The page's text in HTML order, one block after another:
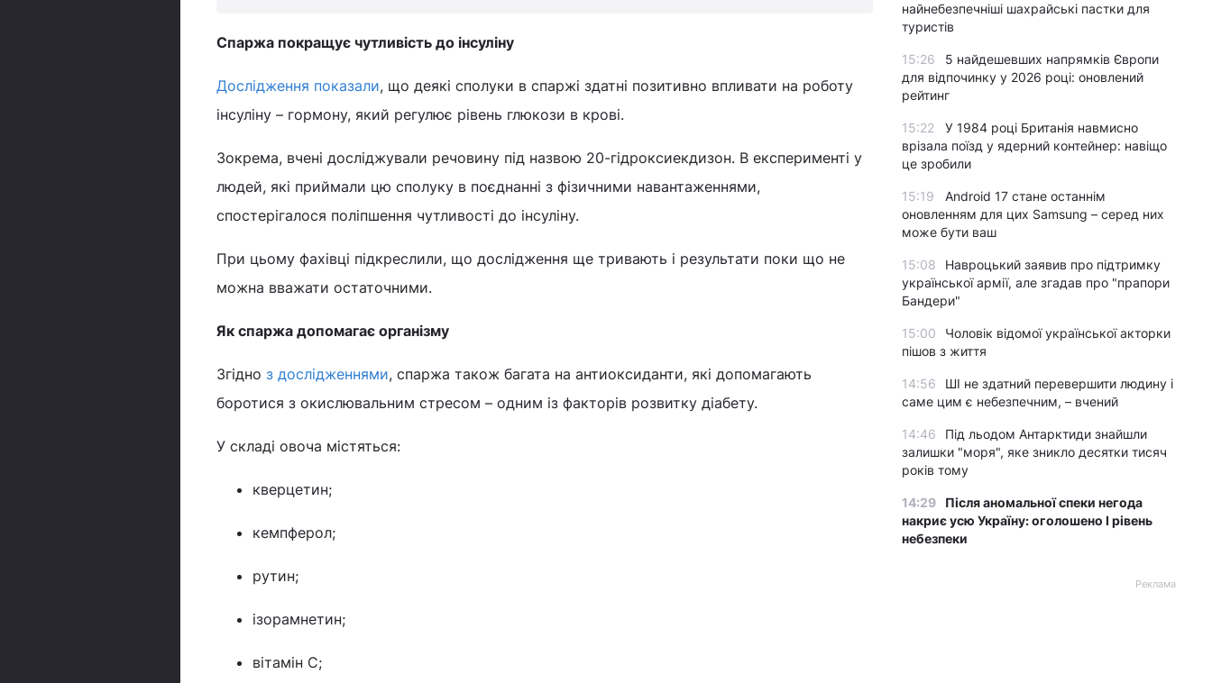
Спаржа покращує чутливість до інсуліну
Дослідження показали, що деякі сполуки в спаржі здатні позитивно впливати на роботу
інсуліну – гормону, який регулює рівень глюкози в крові.
Зокрема, вчені досліджували речовину під назвою 20-гідроксиекдизон. В експерименті у
людей, які приймали цю сполуку в поєднанні з фізичними навантаженнями,
спостерігалося поліпшення чутливості до інсуліну.
При цьому фахівці підкреслили, що дослідження ще тривають і результати поки що не
можна вважати остаточними.
Як спаржа допомагає організму
Згідно з дослідженнями, спаржа також багата на антиоксиданти, які допомагають
боротися з окислювальним стресом – одним із факторів розвитку діабету.
У складі овоча містяться:
кверцетин;
кемпферол;
рутин;
ізорамнетин;
вітамін С;
найнебезпечніші шахрайські пастки для
туристів
15:26
5 найдешевших напрямків Європи
для відпочинку у 2026 році: оновлений
рейтинг
15:22
У 1984 році Британія навмисно
врізала поїзд у ядерний контейнер: навіщо
це зробили
15:19
Android 17 стане останнім
оновленням для цих Samsung – серед них
може бути ваш
15:08
Навроцький заявив про підтримку
української армії, але згадав про "прапори
Бандери"
15:00
Чоловік відомої української акторки
пішов з життя
14:56
ШІ не здатний перевершити людину і
саме цим є небезпечним, – вчений
14:46
Під льодом Антарктиди знайшли
залишки "моря", яке зникло десятки тисяч
років тому
14:29
Після аномальної спеки негода
накриє усю Україну: оголошено І рівень
небезпеки
Реклама